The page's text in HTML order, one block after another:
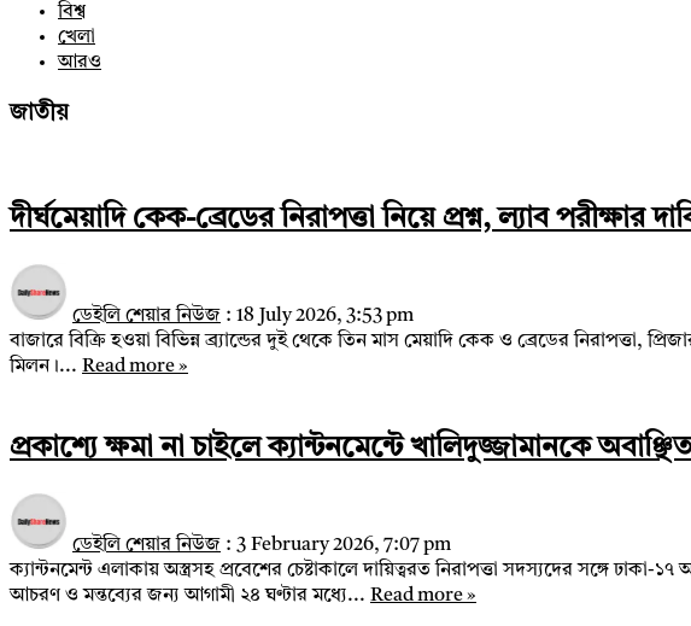
বিশ্ব
খেলা
আরও
জাতীয়
দীর্ঘমেয়াদি কেক-ব্রেডের নিরাপত্তা নিয়ে প্রশ্ন, ল্যাব পরীক্ষার
ডেইলি শেয়ার নিউজ : 18 July 2026, 3:53 pm
বাজারে বিক্রি হওয়া বিভিন্ন ব্র্যান্ডের দুই থেকে তিন মাস মেয়াদি কেক ও ব্রেডের নিরাপত্তা,
মিলন।... Read more »
প্রকাশ্যে ক্ষমা না চাইলে ক্যান্টনমেন্টে খালিদুজ্জামানকে
ডেইলি শেয়ার নিউজ : 3 February 2026, 7:07 pm
ক্যান্টনমেন্ট এলাকায় অস্ত্রসহ প্রবেশের চেষ্টাকালে দায়িত্বরত নিরাপত্তা সদস্যদের সঙ্গে
আচরণ ও মন্তব্যের জন্য আগামী ২৪ ঘণ্টার মধ্যে... Read more »